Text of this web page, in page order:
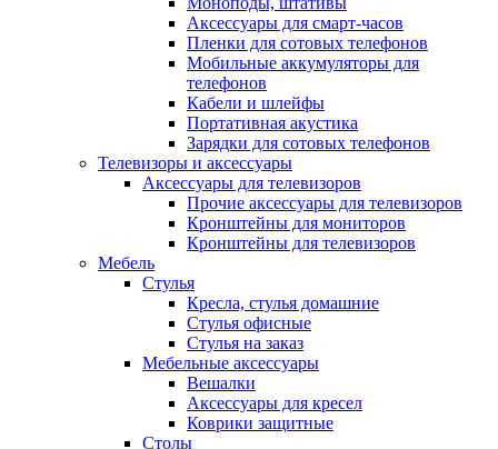
Аксессуары для смарт-часов
Пленки для сотовых телефонов
Мобильные аккумуляторы для
телефонов
Кабели и шлейфы
Портативная акустика
Зарядки для сотовых телефонов
Телевизоры и аксессуары
Аксессуары для телевизоров
Прочие аксессуары для телевизоров
Кронштейны для мониторов
Кронштейны для телевизоров
Мебель
Стулья
Кресла, стулья домашние
Стулья офисные
Стулья на заказ
Мебельные аксессуары
Вешалки
Аксессуары для кресел
Коврики защитные
Столы